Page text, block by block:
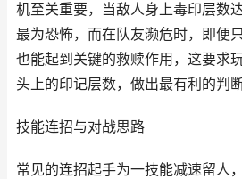
机至关重要，当敌人身上毒印层数
最为恐怖，而在队友濒危时，即便
也能起到关键的救赎作用，这要求
头上的印记层数，做出最有利的判断
技能连招与对战思路
常见的连招起手为一技能减速留人